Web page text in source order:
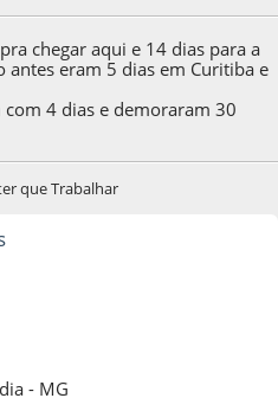
chegar aqui e 14 dias para a
antes eram 5 dias em Curitiba e
com 4 dias e demoraram 30
que Trabalhar
- MG